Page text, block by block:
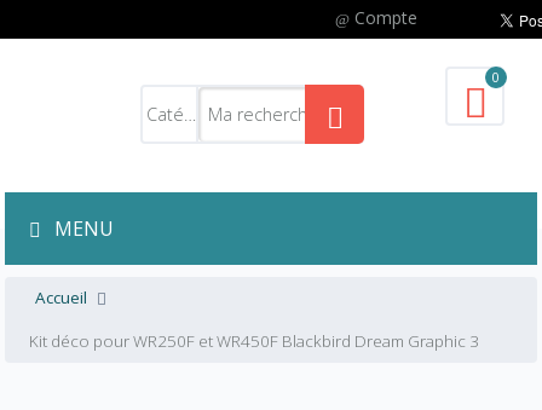
Compte
0
MENU
Accueil
Kit déco pour WR250F et WR450F Blackbird Dream Graphic 3